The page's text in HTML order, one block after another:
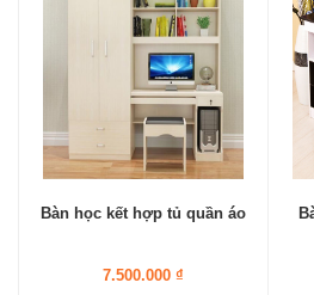
Bàn học kết hợp tủ quần áo
7.500.000 ₫